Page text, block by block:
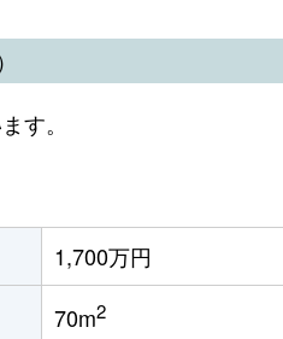
す。
1,700万円
70m2